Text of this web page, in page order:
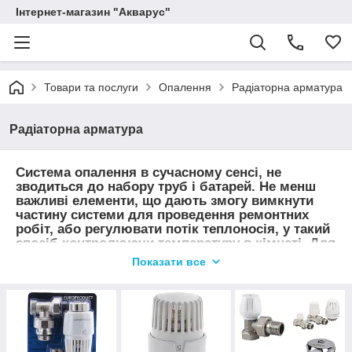
Інтернет-магазин "Акварус"
Товари та послуги Опалення Радіаторна арматура
Радіаторна арматура
Система опалення в сучасному сенсі, не
зводиться до набору труб і батарей. Не менш
важливі елементи, що дають змогу вимкнути
частину системи для проведення ремонтних
робіт, або регулювати потік теплоносія, у такий
спосіб контролюючи температуру в кімнаті. Для
цього є цілий клас елементів, що має загальну
Заведено виділяти два основні типи подібних
пристроїв. Це запірна арматура, за допомогою
якої можна вручну перекрити доступ теплоносія
до радіатора, і регульовальна, що відповідає за
Показати все